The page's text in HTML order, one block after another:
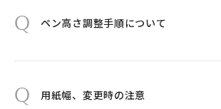
Q ペン高さ調整手順について
Q 用紙幅、変更時の注意